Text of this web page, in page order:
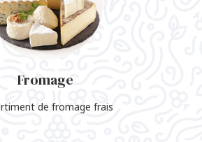
Fromage
de fromage frais